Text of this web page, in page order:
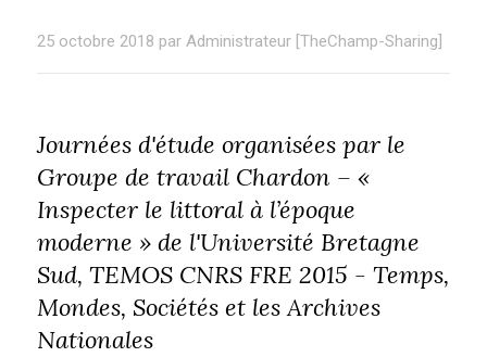
25 octobre 2018 par Administrateur [TheChamp-Sharing]
Journées d'étude organisées par le
Groupe de travail Chardon – «
Inspecter le littoral à l’époque
moderne » de l'Université Bretagne
Sud, TEMOS CNRS FRE 2015 - Temps,
Mondes, Sociétés et les Archives
Nationales